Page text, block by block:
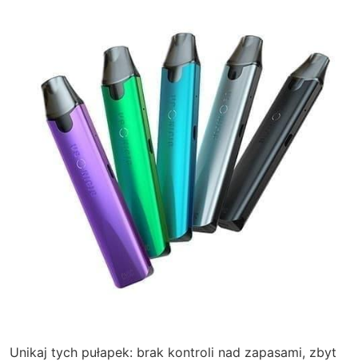
Unikaj tych pułapek: brak kontroli nad zapasami, zbyt